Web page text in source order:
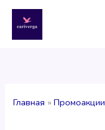
содержимому
Главная Промоакции